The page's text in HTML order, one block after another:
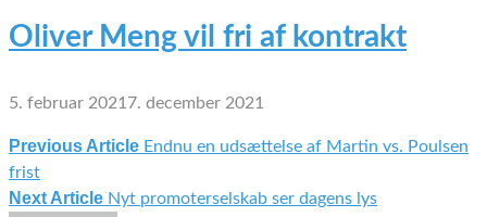
Oliver Meng vil fri af kontrakt
5. februar 2021 7. december 2021
Indlægsnavigation
Previous Article Endnu en udsættelse af Martin vs. Poulsen
frist
Next Article Nyt promoterselskab ser dagens lys